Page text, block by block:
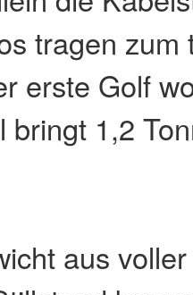
tragen zum
erste Golf
bringt 1,2
aus